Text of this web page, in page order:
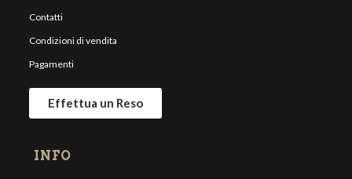
Contatti
Condizioni di vendita
Pagamenti
Effettua un Reso
INFO